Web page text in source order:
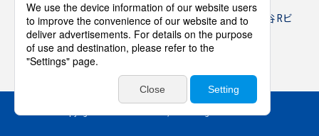
〒150-0002 東京都渋谷区渋谷3-10-13TOKYU REIT渋谷Rビ
ル6F
03-5766-0611
https://www.avnz.co.jp/
Copyright© 2024 avanza Co.,Ltd. All rights reserved.